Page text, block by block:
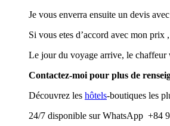
Je vous enverra ensuite un devis
Si vous etes d’accord avec mon prix
Le jour du voyage arrive, le chaffeur
Contactez-moi pour plus de
Découvrez les hôtels-boutiques les
24/7 disponible sur WhatsApp +84